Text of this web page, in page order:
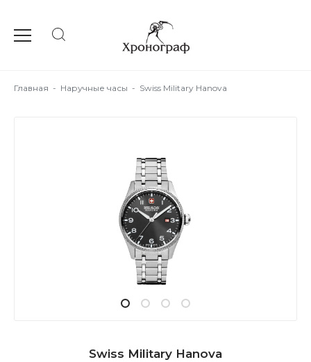
Главная - Наручные часы - Swiss Military Hanova
Swiss Military Hanova